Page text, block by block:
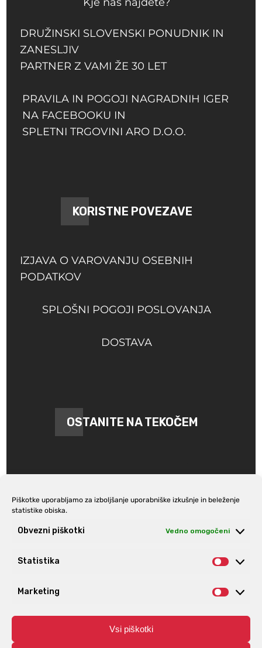
Piškotke uporabljamo za izboljšanje uporabniške izkušnje in beleženje
statistike obiska.
Obvezni piškotki Vedno omogočeni
Statistika
Marketing
Vsi piškotki
DRUŽINSKI SLOVENSKI PONUDNIK IN
ZANESLJIV
PARTNER Z VAMI ŽE 30 LET
PRAVILA IN POGOJI NAGRADNIH IGER
NA FACEBOOKU IN
SPLETNI TRGOVINI ARO D.O.O.
KORISTNE POVEZAVE
IZJAVA O VAROVANJU OSEBNIH
PODATKOV
SPLOŠNI POGOJI POSLOVANJA
DOSTAVA
OSTANITE NA TEKOČEM